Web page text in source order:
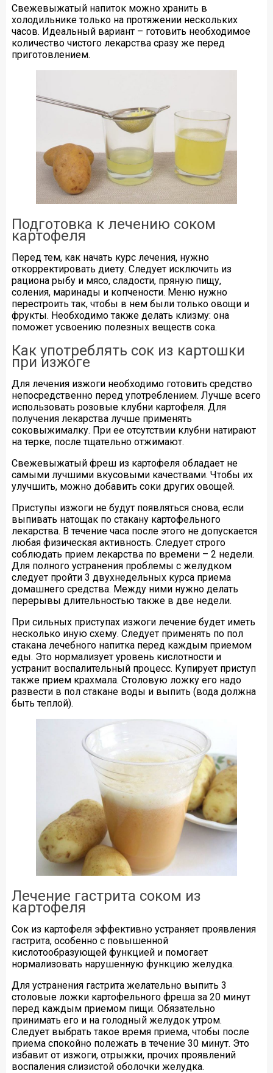
Свежевыжатый напиток можно хранить в
холодильнике только на протяжении нескольких
часов. Идеальный вариант – готовить необходимое
количество чистого лекарства сразу же перед
приготовлением.
Подготовка к лечению соком
картофеля
Перед тем, как начать курс лечения, нужно
откорректировать диету. Следует исключить из
рациона рыбу и мясо, сладости, пряную пищу,
соления, маринады и копчености. Меню нужно
перестроить так, чтобы в нем были только овощи и
фрукты. Необходимо также делать клизму: она
поможет усвоению полезных веществ сока.
Как употреблять сок из картошки
при изжоге
Для лечения изжоги необходимо готовить средство
непосредственно перед употреблением. Лучше всего
использовать розовые клубни картофеля. Для
получения лекарства лучше применять
соковыжималку. При ее отсутствии клубни натирают
на терке, после тщательно отжимают.
Свежевыжатый фреш из картофеля обладает не
самыми лучшими вкусовыми качествами. Чтобы их
улучшить, можно добавить соки других овощей.
Приступы изжоги не будут появляться снова, если
выпивать натощак по стакану картофельного
лекарства. В течение часа после этого не допускается
любая физическая активность. Следует строго
соблюдать прием лекарства по времени – 2 недели.
Для полного устранения проблемы с желудком
следует пройти 3 двухнедельных курса приема
домашнего средства. Между ними нужно делать
перерывы длительностью также в две недели.
При сильных приступах изжоги лечение будет иметь
несколько иную схему. Следует применять по пол
стакана лечебного напитка перед каждым приемом
еды. Это нормализует уровень кислотности и
устранит воспалительный процесс. Купирует приступ
также прием крахмала. Столовую ложку его надо
развести в пол стакане воды и выпить (вода должна
быть теплой).
Лечение гастрита соком из
картофеля
Сок из картофеля эффективно устраняет проявления
гастрита, особенно с повышенной
кислотообразующей функцией и помогает
нормализовать нарушенную функцию желудка.
Для устранения гастрита желательно выпить 3
столовые ложки картофельного фреша за 20 минут
перед каждым приемом пищи. Обязательно
принимать его и на голодный желудок утром.
Следует выбрать такое время приема, чтобы после
приема спокойно полежать в течение 30 минут. Это
избавит от изжоги, отрыжки, прочих проявлений
воспаления слизистой оболочки желудка.